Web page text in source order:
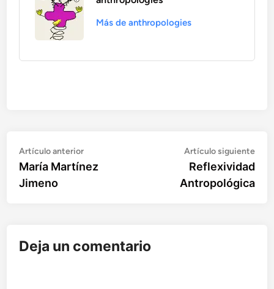
Más de anthropologies
Navegación
de
Artículo anteriorArtículo
anterior:
María Martínez
Jimeno
Artículo siguiente
Reflexividad
Antropológica
Deja un comentario